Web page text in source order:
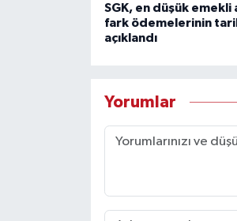
SGK, en düşük emekli
fark ödemelerinin
açıklandı
Yorumlar